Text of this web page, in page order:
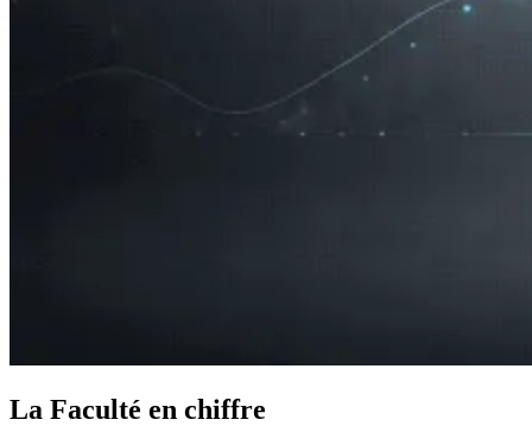
La Faculté en chiffre